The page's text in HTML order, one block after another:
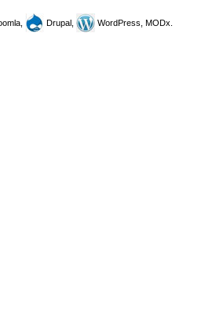
Drupal, WordPress, MODx.